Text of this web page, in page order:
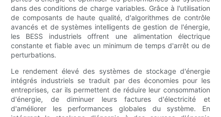
dans des conditions de charge variables. Grâce à l'utilisation
de composants de haute qualité, d'algorithmes de contrôle
avancés et de systèmes intelligents de gestion de l'énergie,
les BESS industriels offrent une alimentation électrique
constante et fiable avec un minimum de temps d'arrêt ou de
perturbations.
Le rendement élevé des systèmes de stockage d'énergie
intégrés industriels se traduit par des économies pour les
entreprises, car ils permettent de réduire leur consommation
d'énergie, de diminuer leurs factures d'électricité et
d'améliorer les performances globales du système. En